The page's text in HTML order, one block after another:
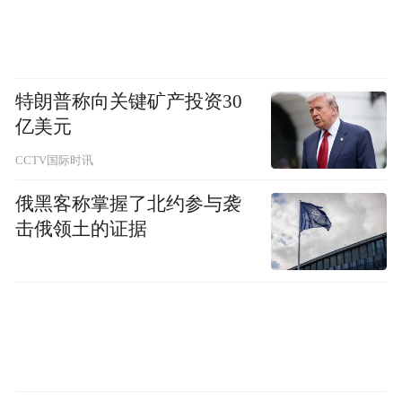
特朗普称向关键矿产投资30
亿美元
CCTV国际时讯
俄黑客称掌握了北约参与袭
击俄领土的证据